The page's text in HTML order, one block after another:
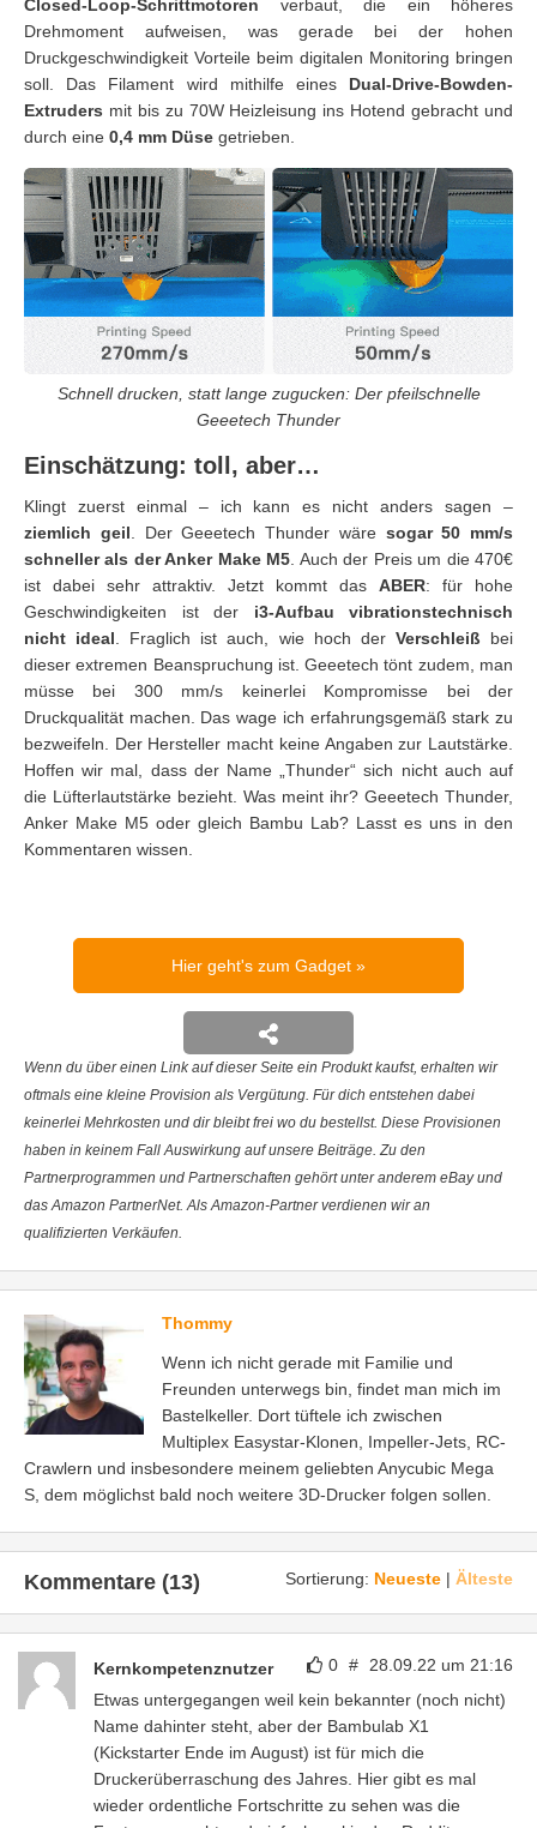
Closed-Loop-Schrittmotoren verbaut, die ein höheres
Drehmoment aufweisen, was gerade bei der hohen
Druckgeschwindigkeit Vorteile beim digitalen Monitoring bringen
soll. Das Filament wird mithilfe eines Dual-Drive-Bowden-
Extruders mit bis zu 70W Heizleisung ins Hotend gebracht und
durch eine 0,4 mm Düse getrieben.
Schnell drucken, statt lange zugucken: Der pfeilschnelle
Geeetech Thunder
Einschätzung: toll, aber…
Klingt zuerst einmal – ich kann es nicht anders sagen –
ziemlich geil . Der Geeetech Thunder wäre sogar 50 mm/s
schneller als der Anker Make M5 . Auch der Preis um die 470€
ist dabei sehr attraktiv. Jetzt kommt das ABER: für hohe
Geschwindigkeiten ist der i3-Aufbau vibrationstechnisch
nicht ideal . Fraglich ist auch, wie hoch der Verschleiß bei
dieser extremen Beanspruchung ist. Geeetech tönt zudem, man
müsse bei 300 mm/s keinerlei Kompromisse bei der
Druckqualität machen. Das wage ich erfahrungsgemäß stark zu
bezweifeln. Der Hersteller macht keine Angaben zur Lautstärke.
Hoffen wir mal, dass der Name „Thunder“ sich nicht auch auf
die Lüfterlautstärke bezieht. Was meint ihr? Geeetech Thunder,
Anker Make M5 oder gleich Bambu Lab? Lasst es uns in den
Kommentaren wissen.
Hier geht's zum Gadget
Wenn du über einen Link auf dieser Seite ein Produkt kaufst, erhalten wir
oftmals eine kleine Provision als Vergütung. Für dich entstehen dabei
keinerlei Mehrkosten und dir bleibt frei wo du bestellst. Diese Provisionen
haben in keinem Fall Auswirkung auf unsere Beiträge. Zu den
Partnerprogrammen und Partnerschaften gehört unter anderem eBay und
das Amazon PartnerNet. Als Amazon-Partner verdienen wir an
qualifizierten Verkäufen.
Thommy
Wenn ich nicht gerade mit Familie und
Freunden unterwegs bin, findet man mich im
Bastelkeller. Dort tüftele ich zwischen
Multiplex Easystar-Klonen, Impeller-Jets, RC-
Crawlern und insbesondere meinem geliebten Anycubic Mega
S, dem möglichst bald noch weitere 3D-Drucker folgen sollen.
Sortierung: Neueste | Älteste
Kommentare (13)
0 # 28.09.22 um 21:16
Kernkompetenznutzer
Etwas untergegangen weil kein bekannter (noch nicht)
Name dahinter steht, aber der Bambulab X1
(Kickstarter Ende im August) ist für mich die
Druckerüberraschung des Jahres. Hier gibt es mal
wieder ordentliche Fortschritte zu sehen was die